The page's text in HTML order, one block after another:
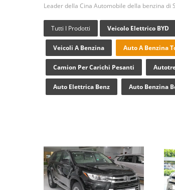
Leader della Cina Automobile della benzina
Tutti I Prodotti Veicolo Elettrico BYD
Veicoli A Benzina Auto A Benzina
Camion Per Carichi Pesanti
Auto Elettrica Benz Auto Benzina